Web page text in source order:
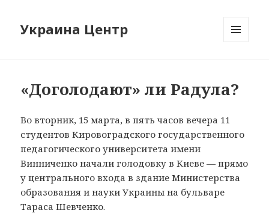
Украина Центр
«Доголодают» ли Радула?
Во вторник, 15 марта, в пять часов вечера 11
студентов Кировоградского государственного
педагогического университета имени
Винниченко начали голодовку в Киеве — прямо
у центрального входа в здание Министерства
образования и науки Украины на бульваре
Тараса Шевченко.